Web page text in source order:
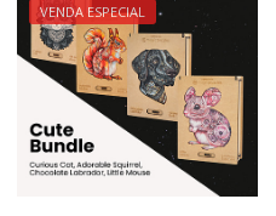
VENDA ESPECIAL